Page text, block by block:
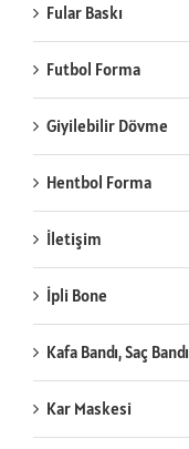
Fular Baskı
Futbol Forma
Giyilebilir Dövme
Hentbol Forma
İletişim
İpli Bone
Kafa Bandı, Saç Bandı
Kar Maskesi